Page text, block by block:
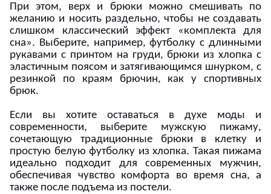
При этом, верх и брюки можно смешивать по
желанию и носить раздельно, чтобы не создавать
слишком классический эффект «комплекта для
сна». Выберите, например, футболку с длинными
рукавами с принтом на груди, брюки из хлопка с
эластичным поясом и затягивающимся шнурком, с
резинкой по краям брючин, как у спортивных
брюк.
Если вы хотите оставаться в духе моды и
современности, выберите мужскую пижаму,
сочетающую традиционные брюки в клетку и
простую белую футболку из хлопка. Такая пижама
идеально подходит для современных мужчин,
обеспечивая чувство комфорта во время сна, а
также после подъема из постели.